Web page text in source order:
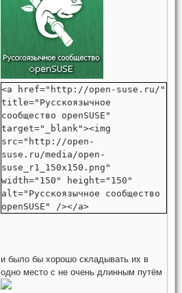
<a href="http://open-suse.ru/"
title="Русскоязычное
сообщество openSUSE"
target="_blank"><img
src="http://open-
suse.ru/media/open-
suse_r1_150x150.png"
width="150" height="150"
alt="Русскоязычное сообщество
openSUSE" /></a>
и было бы хорошо складывать их в
одно место с не очень длинным путём